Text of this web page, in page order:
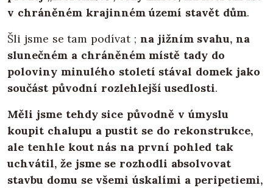
v chráněném krajinném území stavět dům.
Šli jsme se tam podívat ; na jižním svahu, na
slunečném a chráněném místě tady do
poloviny minulého století stával domek jako
součást původní rozlehlejší usedlosti.
Měli jsme tehdy sice původně v úmyslu
koupit chalupu a pustit se do rekonstrukce,
ale tenhle kout nás na první pohled tak
uchvátil, že jsme se rozhodli absolvovat
stavbu domu se všemi úskalími a peripetiemi,